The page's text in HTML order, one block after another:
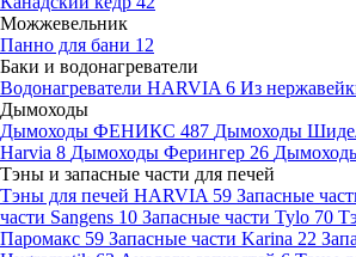
Можжевельник
Панно для бани 12
Баки и водонагреватели
Водонагреватели HARVIA 6 Из
Дымоходы
Дымоходы ФЕНИКС 487 Дымоходы
Harvia 8 Дымоходы Ферингер 26
Тэны и запасные части для печей
Тэны для печей HARVIA 59 Запасные
части Sangens 10 Запасные части Tylo 70
Паромакс 59 Запасные части Karina 22